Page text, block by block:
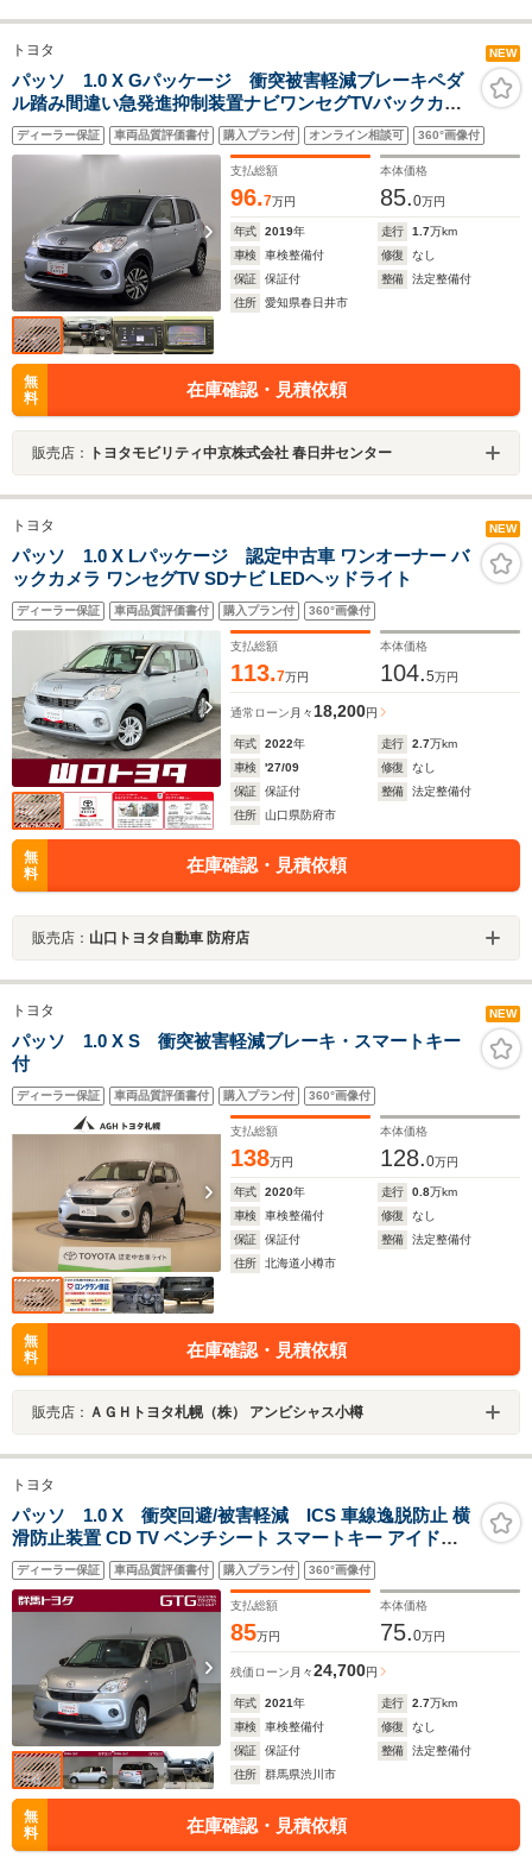
トヨタ NEW
パッソ 1.0 X Gパッケージ 衝突被害軽減ブレーキペダ
ル踏み間違い急発進抑制装置ナビワンセグTVバックカメ
ラETC
ディーラー保証 車両品質評価書付 購入プラン付 オンライン相談可 360°画像付
支払総額
96.7万円
本体価格
85.0万円
年式 2019年 走行 1.7万km
車検
車検整備付 修復
なし
保証
保証付 整備
法定整備付
住所
愛知県春日井市
無
料
在庫確認・見積依頼
販売店： トヨタモビリティ中京株式会社 春日井センター
トヨタ NEW
パッソ 1.0 X Lパッケージ 認定中古車 ワンオーナー バ
ックカメラ ワンセグTV SDナビ LEDヘッドライト
ディーラー保証 車両品質評価書付 購入プラン付 360°画像付
支払総額
113.7万円
本体価格
104.5万円
通常ローン 月々 18,200円
年式 2022年 走行 2.7万km
車検
'27/09 修復
なし
保証
保証付 整備
法定整備付
住所
山口県防府市
無
料
在庫確認・見積依頼
販売店： 山口トヨタ自動車 防府店
トヨタ NEW
パッソ 1.0 X S 衝突被害軽減ブレーキ・スマートキー
付
ディーラー保証 車両品質評価書付 購入プラン付 360°画像付
支払総額
138万円
本体価格
128.0万円
年式 2020年 走行 0.8万km
車検
車検整備付 修復
なし
保証
保証付 整備
法定整備付
住所
北海道小樽市
無
料
在庫確認・見積依頼
販売店： ＡＧＨトヨタ札幌（株） アンビシャス小樽
トヨタ
パッソ 1.0 X 衝突回避/被害軽減 ICS 車線逸脱防止 横
滑防止装置 CD TV ベンチシート スマートキー アイドリ
ング 記録簿
ディーラー保証 車両品質評価書付 購入プラン付 360°画像付
支払総額
85万円
本体価格
75.0万円
残価ローン 月々24,700円
年式 2021年 走行 2.7万km
車検
車検整備付 修復
なし
保証
保証付 整備
法定整備付
住所
群馬県渋川市
無
料
在庫確認・見積依頼